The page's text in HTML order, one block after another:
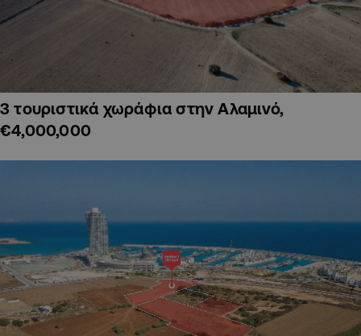
3 τουριστικά χωράφια στην Αλαμινό,
€4,000,000